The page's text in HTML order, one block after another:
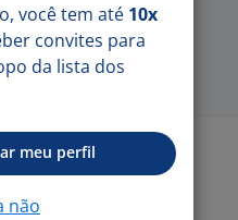
você tem até 10x
convites para
da lista dos
meu perfil
não